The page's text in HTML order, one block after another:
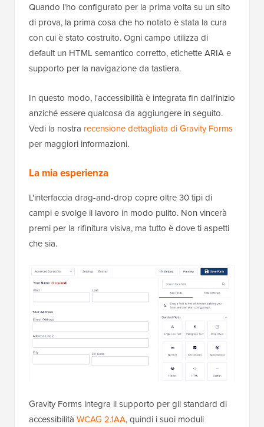
Quando l'ho configurato per la prima volta su un sito
di prova, la prima cosa che ho notato è stata la cura
con cui è stato costruito. Ogni campo utilizza di
default un HTML semantico corretto, etichette ARIA e
supporto per la navigazione da tastiera.
In questo modo, l'accessibilità è integrata fin dall'inizio
anziché essere qualcosa da aggiungere in seguito.
Vedi la nostra recensione dettagliata di Gravity Forms
per maggiori informazioni.
La mia esperienza
L'interfaccia drag-and-drop copre oltre 30 tipi di
campi e svolge il lavoro in modo pulito. Non vincerà
premi per la rifinitura visiva, ma tutto è dove ti aspetti
che sia.
Gravity Forms integra il supporto per gli standard di
accessibilità WCAG 2.1AA, quindi i suoi moduli